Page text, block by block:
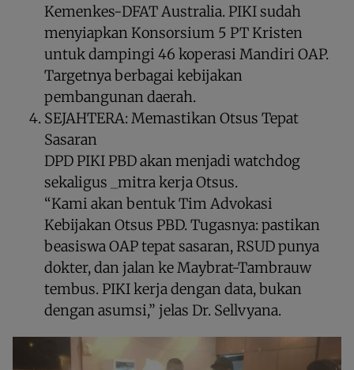
Kemenkes-DFAT Australia. PIKI sudah
menyiapkan Konsorsium 5 PT Kristen
untuk dampingi 46 koperasi Mandiri OAP.
Targetnya berbagai kebijakan
pembangunan daerah.
SEJAHTERA: Memastikan Otsus Tepat
Sasaran
DPD PIKI PBD akan menjadi watchdog
sekaligus _mitra kerja Otsus.
“Kami akan bentuk Tim Advokasi
Kebijakan Otsus PBD. Tugasnya: pastikan
beasiswa OAP tepat sasaran, RSUD punya
dokter, dan jalan ke Maybrat-Tambrauw
tembus. PIKI kerja dengan data, bukan
dengan asumsi,” jelas Dr. Sellvyana.